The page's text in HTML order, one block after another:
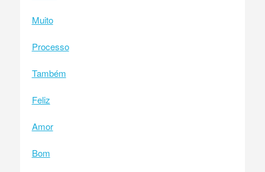
Muito
Processo
Também
Feliz
Amor
Bom